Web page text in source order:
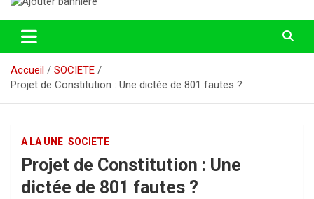
Accueil
SOCIETE
Projet de Constitution : Une dictée de 801 fautes ?
A LA UNE SOCIETE
Projet de Constitution : Une
dictée de 801 fautes ?